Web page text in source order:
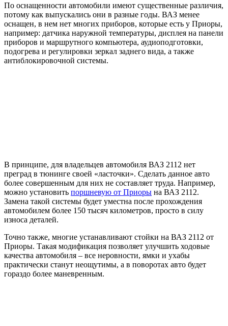
По оснащенности автомобили имеют существенные различия,
потому как выпускались они в разные годы. ВАЗ менее
оснащен, в нем нет многих приборов, которые есть у Приоры,
например: датчика наружной температуры, дисплея на панели
приборов и маршрутного компьютера, аудиоподготовки,
подогрева и регулировки зеркал заднего вида, а также
антиблокировочной системы.
В принципе, для владельцев автомобиля ВАЗ 2112 нет
преград в тюнинге своей «ласточки». Сделать данное авто
более совершенным для них не составляет труда. Например,
можно установить поршневую от Приоры на ВАЗ 2112.
Замена такой системы будет уместна после прохождения
автомобилем более 150 тысяч километров, просто в силу
износа деталей.
Точно также, многие устанавливают стойки на ВАЗ 2112 от
Приоры. Такая модификация позволяет улучшить ходовые
качества автомобиля – все неровности, ямки и ухабы
практически станут неощутимы, а в поворотах авто будет
гораздо более маневренным.